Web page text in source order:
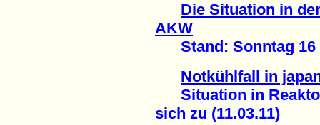
Die Situation in
AKW
Stand: Sonntag 16
Notkühlfall in
Situation in
sich zu (11.03.11)